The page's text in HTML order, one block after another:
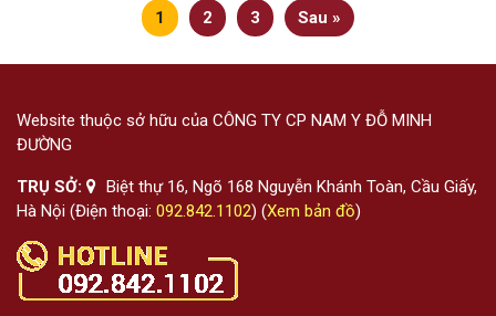
1 2 3 Sau »
Website thuộc sở hữu của CÔNG TY CP NAM Y ĐỖ MINH
ĐƯỜNG
TRỤ SỞ:
Biệt thự 16, Ngõ 168 Nguyễn Khánh Toàn, Cầu Giấy,
Hà Nội (Điện thoại: 092.842.1102) (Xem bản đồ)